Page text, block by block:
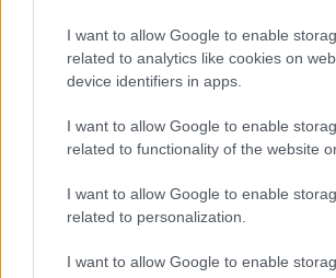
I want to allow Google to enable
related to analytics like cookies on
device identifiers in apps.
I want to allow Google to enable
related to functionality of the website
I want to allow Google to enable
related to personalization.
I want to allow Google to enable
Κόμματος,Οζγκιούρ Οζέλ.
Η ηγεσία του CHP, από την
ευχαρίστησε τον Χάρη Δούκα
υποστήριξή του και
κρίσιμη στιγμή.